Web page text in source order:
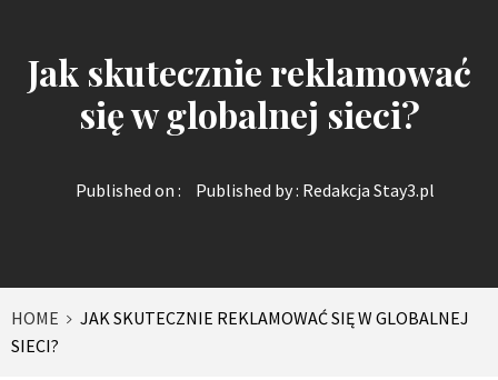
Jak skutecznie reklamować
się w globalnej sieci?
Published on : Published by : Redakcja Stay3.pl
HOME
JAK SKUTECZNIE REKLAMOWAĆ SIĘ W GLOBALNEJ
SIECI?